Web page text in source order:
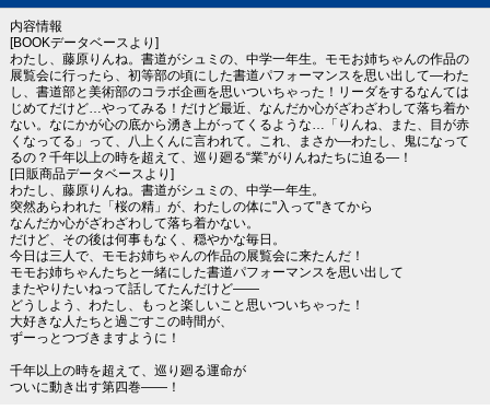
内容情報
[BOOKデータベースより]
わたし、藤原りんね。書道がシュミの、中学一年生。モモお姉ちゃんの作品の
展覧会に行ったら、初等部の頃にした書道パフォーマンスを思い出して―わた
し、書道部と美術部のコラボ企画を思いついちゃった！リーダをするなんては
じめてだけど…やってみる！だけど最近、なんだか心がざわざわして落ち着か
ない。なにかが心の底から湧き上がってくるような…「りんね、また、目が赤
くなってる」って、八上くんに言われて。これ、まさか―わたし、鬼になって
るの？千年以上の時を超えて、巡り廻る“業”がりんねたちに迫る―！
[日販商品データベースより]
わたし、藤原りんね。書道がシュミの、中学一年生。
突然あらわれた「桜の精」が、わたしの体に"入って"きてから
なんだか心がざわざわして落ち着かない。
だけど、その後は何事もなく、穏やかな毎日。
今日は三人で、モモお姉ちゃんの作品の展覧会に来たんだ！
モモお姉ちゃんたちと一緒にした書道パフォーマンスを思い出して
またやりたいねって話してたんだけど――
どうしよう、わたし、もっと楽しいこと思いついちゃった！
大好きな人たちと過ごすこの時間が、
ずーっとつづきますように！
千年以上の時を超えて、巡り廻る運命が
ついに動き出す第四巻――！